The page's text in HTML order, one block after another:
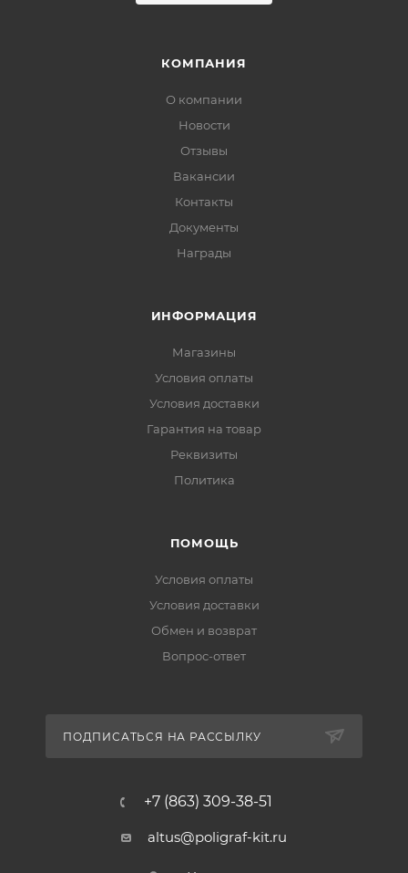
КОМПАНИЯ
О компании
Новости
Отзывы
Вакансии
Контакты
Документы
Награды
ИНФОРМАЦИЯ
Магазины
Условия оплаты
Условия доставки
Гарантия на товар
Реквизиты
Политика
ПОМОЩЬ
Условия оплаты
Условия доставки
Обмен и возврат
Вопрос-ответ
ПОДПИСАТЬСЯ НА РАССЫЛКУ
+7 (863) 309-38-51
altus@poligraf-kit.ru